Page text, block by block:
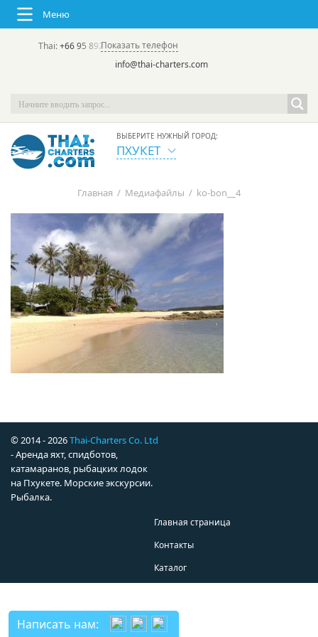
Меню
Thai:+66 95 892 7646(rus/eng) | в России:
Показать телефон
info@thai-charters.com
ВЫБЕРИТЕ НУЖНЫЙ ГОРОД:
ПХУКЕТ
Главная / Медиафайлы / ko-bon__4
© 2014 - 2026Thai-Charters Co. Ltd
- Аренда яхт, спидботов,
катамаранов, рыбацких лодок
на Пхукете. Морские экскурсии.
Рыбалка.
Главная страница
Контакты
Каталог
Написать нам: